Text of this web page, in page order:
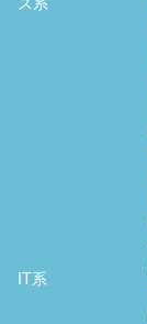
IT系